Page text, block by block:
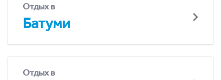
Отдых в
Батуми
Отдых в